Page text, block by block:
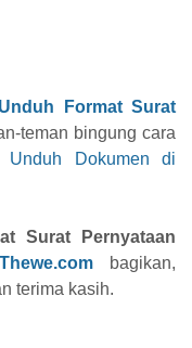
Unduh Format Surat
teman bingung cara
Unduh Dokumen di
Surat Pernyataan
bagikan,
terima kasih.